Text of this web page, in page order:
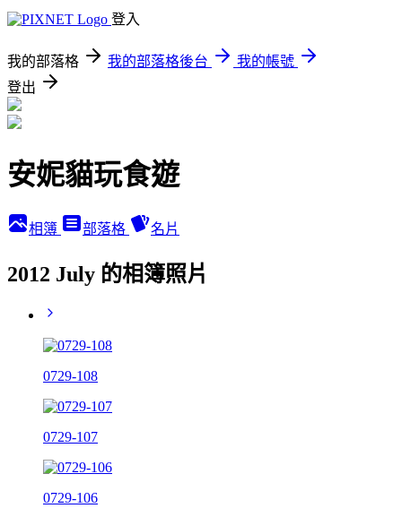
登入
我的部落格 我的部落格後台
我的帳號
登出
安妮貓玩食遊
相簿 部落格 名片
2012 July 的相簿照片
0729-108
0729-107
0729-106